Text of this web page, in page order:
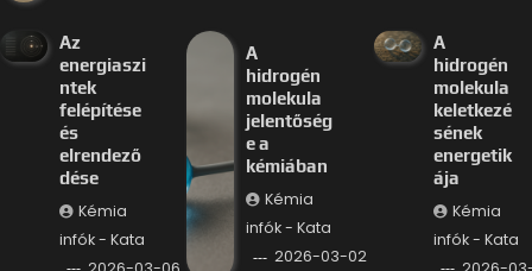
Az
energiaszi
ntek
felépítése
és
elrendező
dése
Kémia
infók - Kata
A
hidrogén
molekula
jelentőség
e a
kémiában
Kémia
infók - Kata
2026-03-02
A
hidrogén
molekula
keletkezé
sének
energetik
ája
Kémia
infók - Kata